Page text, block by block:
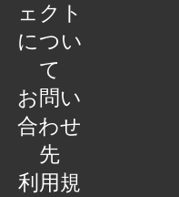
ェクト
につい
て
お問い
合わせ
先
利用規